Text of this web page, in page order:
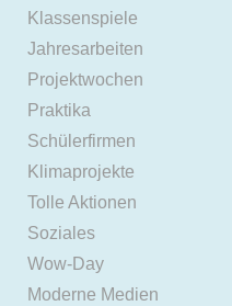
Klassenspiele
Jahresarbeiten
Projektwochen
Praktika
Schülerfirmen
Klimaprojekte
Tolle Aktionen
Soziales
Wow-Day
Moderne Medien